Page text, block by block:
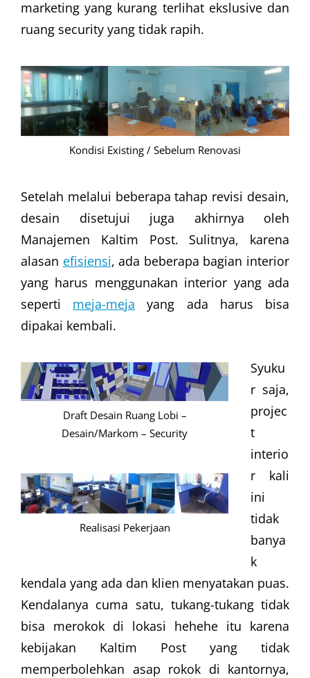
marketing yang kurang terlihat ekslusive dan
ruang security yang tidak rapih.
Kondisi Existing / Sebelum Renovasi
Setelah melalui beberapa tahap revisi desain,
desain disetujui juga akhirnya oleh
Manajemen Kaltim Post. Sulitnya, karena
alasan efisiensi, ada beberapa bagian interior
yang harus menggunakan interior yang ada
seperti meja-meja yang ada harus bisa
dipakai kembali.
Draft Desain Ruang Lobi –
Desain/Markom – Security
Realisasi Pekerjaan
Syuku
r saja,
projec
t
interio
r kali
ini
tidak
banya
k
kendala yang ada dan klien menyatakan puas.
Kendalanya cuma satu, tukang-tukang tidak
bisa merokok di lokasi hehehe itu karena
kebijakan Kaltim Post yang tidak
memperbolehkan asap rokok di kantornya,